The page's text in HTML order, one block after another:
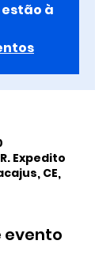
à
Expedito
CE,
evento